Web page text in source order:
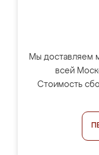
Мы доставляем
всей
Стоимость